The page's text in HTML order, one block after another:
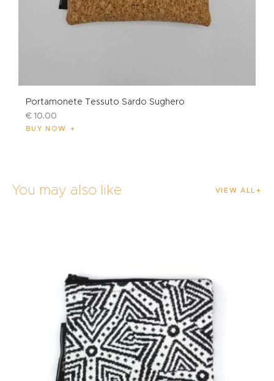
Portamonete Tessuto Sardo Sughero
€ 10.00
BUY NOW
You may also like VIEW ALL